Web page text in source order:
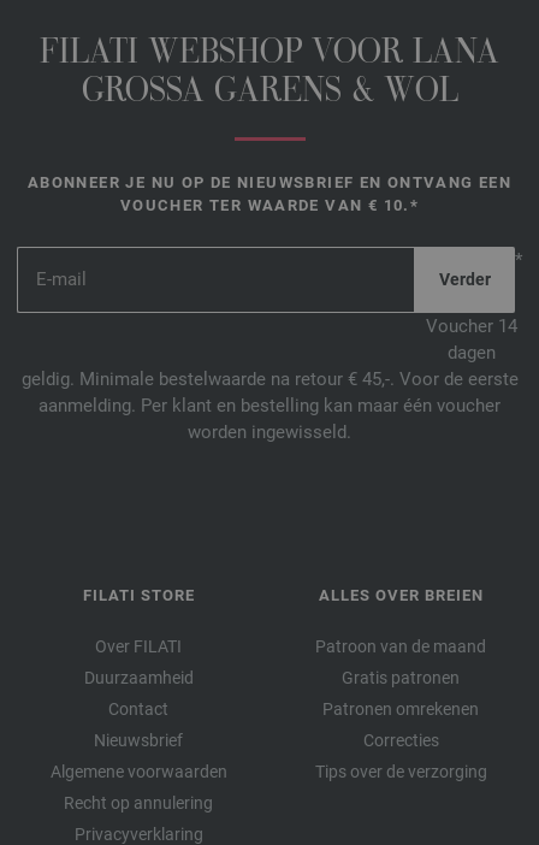
FILATI WEBSHOP VOOR LANA
GROSSA GARENS & WOL
ABONNEER JE NU OP DE NIEUWSBRIEF EN ONTVANG EEN
VOUCHER TER WAARDE VAN € 10.*
*
Voucher 14
dagen
geldig. Minimale bestelwaarde na retour € 45,-. Voor de eerste
aanmelding. Per klant en bestelling kan maar één voucher
worden ingewisseld.
FILATI STORE
Over FILATI
Duurzaamheid
Contact
Nieuwsbrief
Algemene voorwaarden
Recht op annulering
Privacyverklaring
ALLES OVER BREIEN
Patroon van de maand
Gratis patronen
Patronen omrekenen
Correcties
Tips over de verzorging